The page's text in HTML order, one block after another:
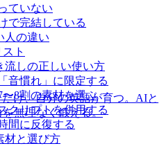
ていない
で完結している
人の違い
ト
流しの正しい使い方
音慣れ」に限定する
8割の素材を選ぶ
クリプトを併用する
間に反復する
材と選び方
け、自分の英語が育つ。 AIと
無理なく鍛える。